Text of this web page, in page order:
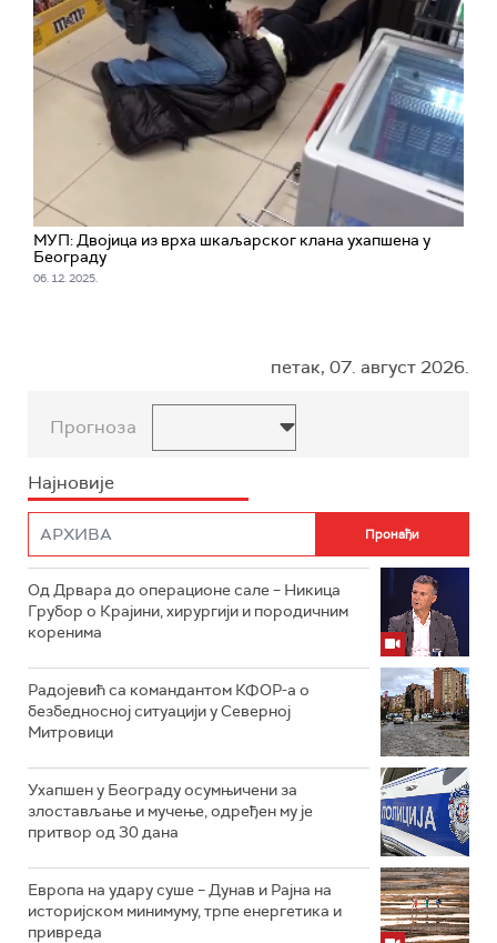
МУП: Двојица из врха шкаљарског клана ухапшена у
Београду
06. 12. 2025.
петак, 07. август 2026.
Прогноза
Најновије
Од Дрвара до операционе сале – Никица
Грубор о Крајини, хирургији и породичним
коренима
Радојевић са командантом КФОР-а о
безбедносној ситуацији у Северној
Митровици
Ухапшен у Београду осумњичени за
злостављање и мучење, одређен му је
притвор од 30 дана
Европа на удару суше – Дунав и Рајна на
историјском минимуму, трпе енергетика и
привреда